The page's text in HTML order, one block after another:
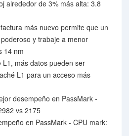
alrededor de 3% más alta: 3.8
más nuevo permite que un
y trabaje a menor
14 nm
L1, más datos pueden ser
L1 para un acceso más
desempeño en PassMark -
vs 2175
en PassMark - CPU mark: